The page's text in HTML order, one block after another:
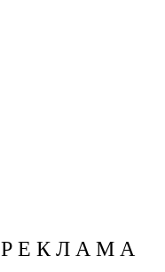
Р Е К Л А М А